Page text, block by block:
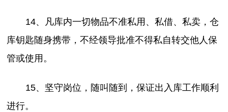
14、凡库内一切物品不准私用、私借、私卖，仓
库钥匙随身携带，不经领导批准不得私自转交他人保
管或使用。
15、坚守岗位，随叫随到，保证出入库工作顺利
进行。